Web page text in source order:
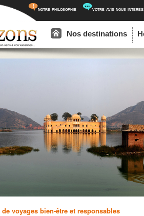
notre philosophie votre avis nous
Aller au contenu principal
Aller au contenu secondaire
Nos destinations
voyages bien-être et responsables